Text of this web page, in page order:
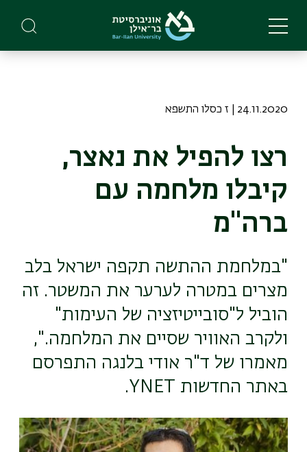
main
24.11.2020 | ז כסלו התשפא
רצו להפיל את נאצר,
קיבלו מלחמה עם
ברה"מ
"במלחמת ההתשה תקפה ישראל בלב
מצרים במטרה לערער את המשטר. זה
הוביל ל"סובייטיזציה של העימות"
ולקרב האוויר שסיים את המלחמה.",
מאמרו של ד"ר אודי בלנגה התפרסם
באתר החדשות YNET.
תמונה